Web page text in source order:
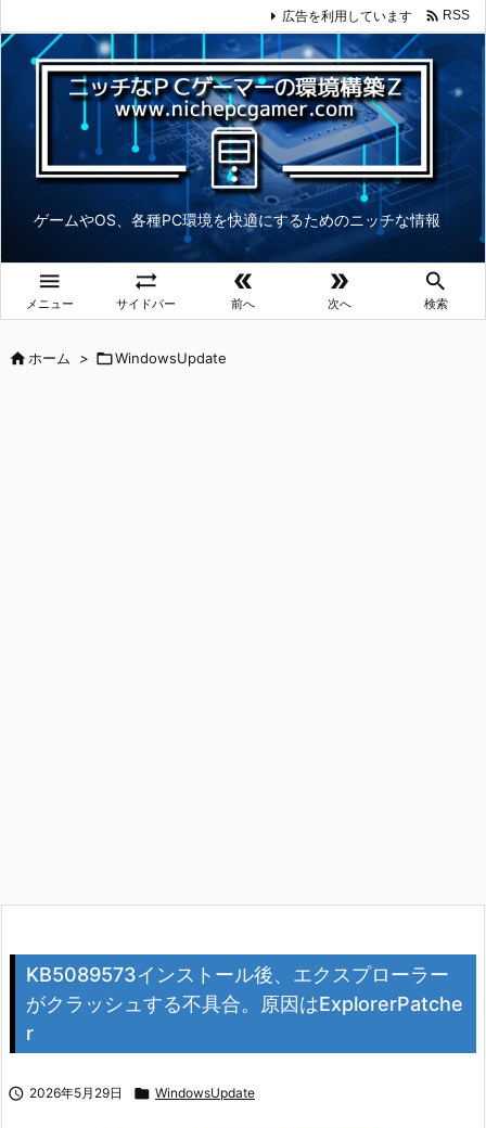
ゲームやOS、各種PC環境を快適にするためのニッチな情報

メニュー

サイドバー

前へ

次へ

検索
広告を利用しています  RSS
ホーム > WindowsUpdate
KB5089573インストール後、エクスプローラー
がクラッシュする不具合。原因はExplorerPatche
r
 2026年5月29日  WindowsUpdate